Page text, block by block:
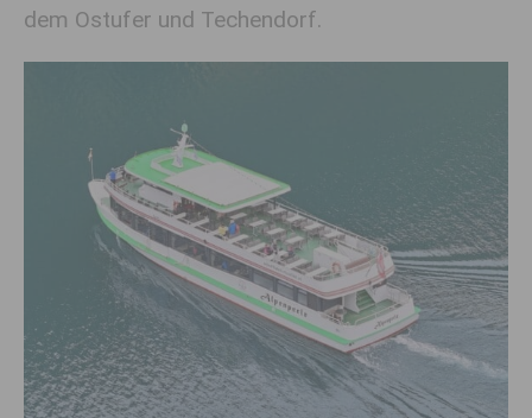
dem Ostufer und Techendorf.